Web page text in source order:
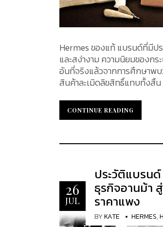
Hermes ของแท้ แบรนด์ที่มีป
และสง่างาม ความนิยมของกร
อันที่จริงแล้วจากการศึกษาพบ
สินค้าละเมิดลิขสิทธิ์แทบทั้งสิ้น
CONTINUE READING
CONTINUE READING
26
JUL
ประวัติแบรน
ธุรกิจอานม้า
ราคาแพง
BYKATE HERMES,